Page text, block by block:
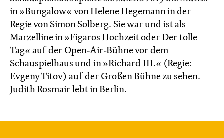
in »Bungalow« von Helene Hegemann in der
Regie von Simon Solberg. Sie war und ist als
Marzelline in »Figaros Hochzeit oder Der tolle
Tag« auf der Open-Air-Bühne vor dem
Schauspielhaus und in »Richard III.« (Regie:
Evgeny Titov) auf der Großen Bühne zu sehen.
Judith Rosmair lebt in Berlin.